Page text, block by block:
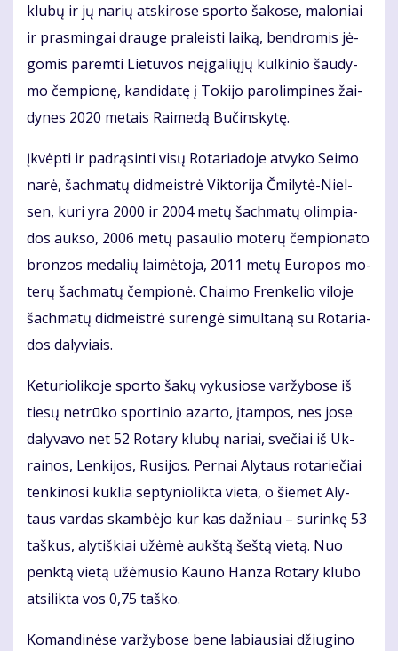
klu­bų ir jų na­rių at­ski­ro­se spor­to ša­ko­se, ma­lo­niai
ir pra­smin­gai drau­ge pra­leis­ti lai­ką, ben­dro­mis jė­
go­mis pa­rem­ti Lie­tu­vos ne­įga­lių­jų kul­ki­nio šau­dy­
mo čem­pio­nę, kan­di­da­tę į To­ki­jo pa­ro­lim­pi­nes žai­
dy­nes 2020 me­tais Rai­me­dą Bu­čins­ky­tę.
Įkvėp­ti ir pa­drą­sin­ti vi­sų Ro­ta­ria­do­je at­vy­ko Sei­mo
na­rė, šach­ma­tų did­meist­rė Vik­to­ri­ja Čmi­ly­tė-Niel­
sen, ku­ri yra 2000 ir 2004 me­tų šach­ma­tų olim­pia­
dos auk­so, 2006 me­tų pa­sau­lio mo­te­rų čem­pio­na­to
bron­zos me­da­lių lai­mė­to­ja, 2011 me­tų Eu­ro­pos mo­
te­rų šach­ma­tų čem­pio­nė. Chai­mo Fren­ke­lio vi­lo­je
šach­ma­tų did­meist­rė su­ren­gė si­mul­ta­ną su Ro­ta­ria­
dos da­ly­viais.
Ke­tu­rio­li­ko­je spor­to ša­kų vy­ku­sio­se var­žy­bo­se iš
tie­sų ne­trū­ko spor­ti­nio azar­to, įtam­pos, nes jo­se
da­ly­va­vo net 52 Ro­ta­ry klu­bų na­riai, sve­čiai iš Uk­
rai­nos, Len­ki­jos, Ru­si­jos. Per­nai Aly­taus ro­ta­rie­čiai
ten­ki­no­si kuk­lia sep­ty­nio­lik­ta vie­ta, o šie­met Aly­
taus var­das skam­bė­jo kur kas daž­niau – su­rin­kę 53
taš­kus, aly­tiš­kiai už­ėmė aukš­tą šeš­tą vie­tą. Nuo
penk­tą vie­tą už­ėmu­sio Kau­no Han­za Ro­ta­ry klu­bo
at­si­lik­ta vos 0,75 taš­ko.
Ko­man­di­nė­se var­žy­bo­se be­ne la­biau­siai džiu­gi­no